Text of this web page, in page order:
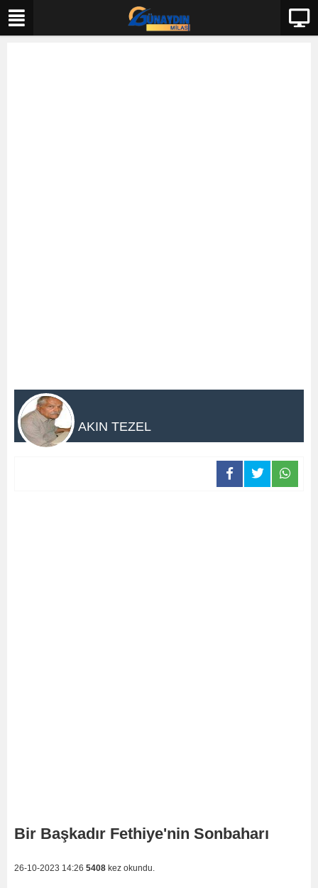
AKIN TEZEL
Bir Başkadır Fethiye'nin Sonbaharı
26-10-2023 14:26 5408 kez okundu.